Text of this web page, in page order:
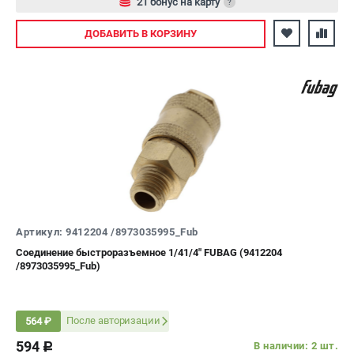
Авторизуйтесь
ДОБАВИТЬ В КОРЗИНУ
Артикул: 9412204 /8973035995_Fub
Соединение быстроразъемное 1/41/4" FUBAG (9412204
/8973035995_Fub)
564 ₽ После авторизации
594 c
В наличии: 2 шт.